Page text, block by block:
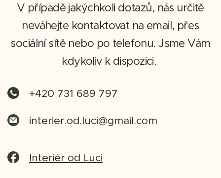
V případě jakýchkoli dotazů, nás určitě
neváhejte kontaktovat na email, přes
sociální sítě nebo po telefonu. Jsme Vám
kdykoliv k dispozici.
+420 731 689 797
interier.od.luci@gmail.com
Interiér od Luci